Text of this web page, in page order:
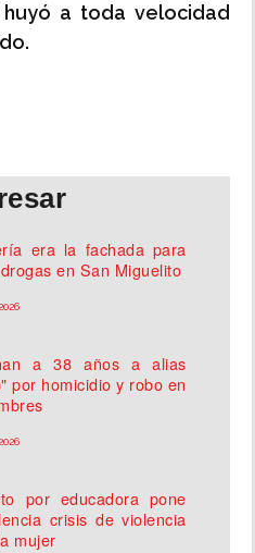
a toda velocidad
era la fachada para
en San Miguelito
a 38 años a alias
por homicidio y robo en
por educadora pone
crisis de violencia
mujer